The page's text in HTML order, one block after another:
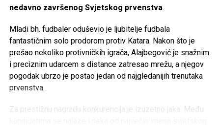
Mail
nedavno završenog Svjetskog prvenstva.
Mladi bh. fudbaler oduševio je ljubitelje fudbala
fantastičnim solo prodorom protiv Katara. Nakon što je
prešao nekoliko protivničkih igrača, Alajbegović je snažnim
i preciznim udarcem s distance zatresao mrežu, a njegov
pogodak ubrzo je postao jedan od najgledanijih trenutaka
prvenstva.
Za prestižnu nagradu konkurencija je izuzetno jaka. Među